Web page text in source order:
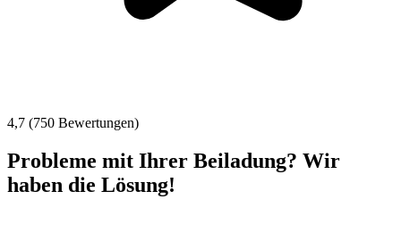
4,7 (750 Bewertungen)
Probleme mit Ihrer Beiladung? Wir
haben die Lösung!